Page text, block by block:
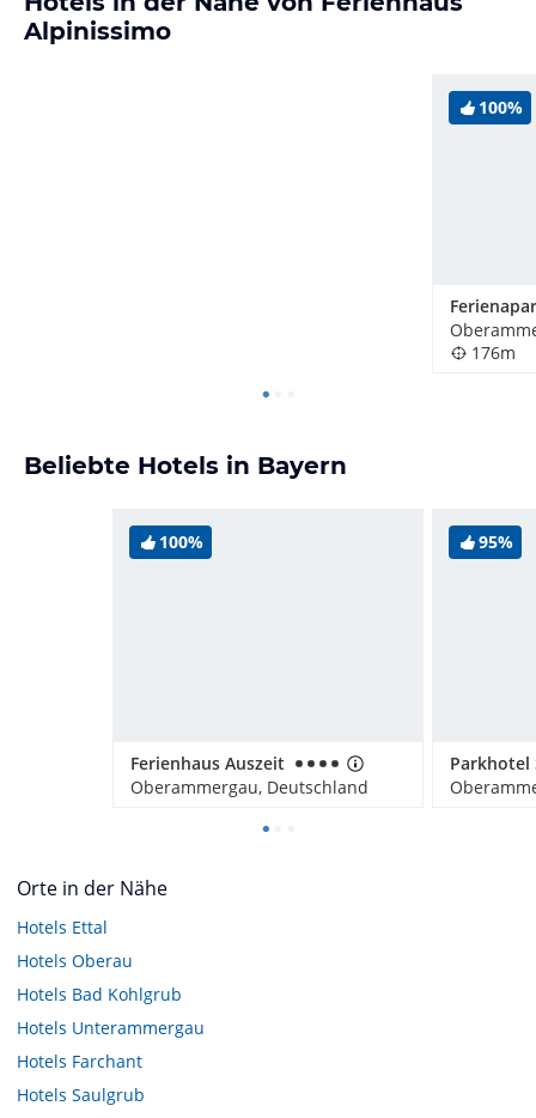
Alpinissimo
100%
176m
Beliebte Hotels in Bayern
100%
Ferienhaus Auszeit
Oberammergau, Deutschland
95%
Orte in der Nähe
Hotels Ettal
Hotels Oberau
Hotels Bad Kohlgrub
Hotels Unterammergau
Hotels Farchant
Hotels Saulgrub